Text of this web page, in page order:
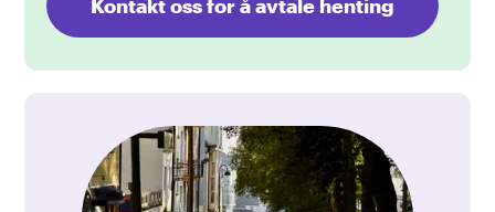
Kontakt oss for å avtale henting